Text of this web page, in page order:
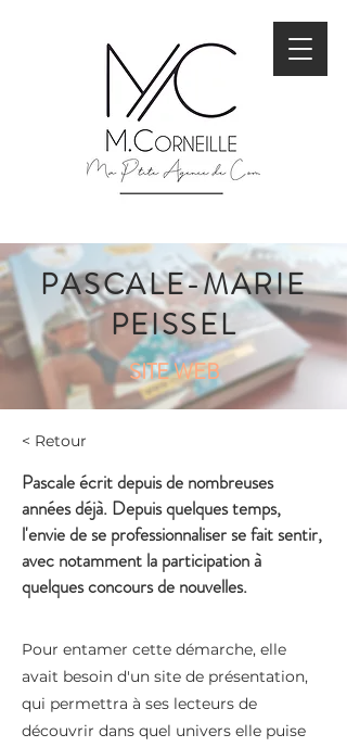
PASCALE-MARIE
PEISSEL
SITE WEB
< Retour
Pascale écrit depuis de nombreuses
années déjà. Depuis quelques temps,
l'envie de se professionnaliser se fait sentir,
avec notamment la participation à
quelques concours de nouvelles.
Pour entamer cette démarche, elle
avait besoin d'un site de présentation,
qui permettra à ses lecteurs de
découvrir dans quel univers elle puise